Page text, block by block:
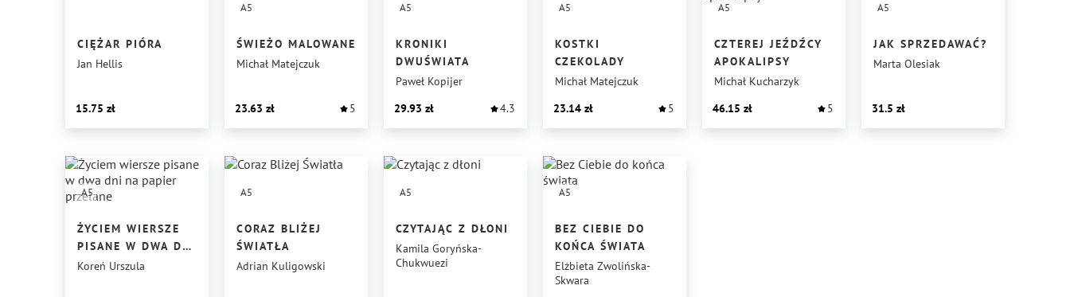
CIĘŻAR PIÓRA
Jan Hellis
15.75
A5
ŚWIEŻO MALOWANE
Michał Matejczuk
23.63 5
A5
KRONIKI
DWUŚWIATA
Paweł Kopijer
29.93
4.3
A5
KOSTKI
CZEKOLADY
Michał Matejczuk
23.14
5
A5
CZTEREJ JEŹDŹCY
APOKALIPSY
Michał Kucharzyk
46.15
5
A5
JAK SPRZEDAWAĆ?
Marta Olesiak
31.5
A5
ŻYCIEM WIERSZE
PISANE W DWA DNI
NA PAPIER
Koreń Urszula
A5
CORAZ BLIŻEJ
ŚWIATŁA
Adrian Kuligowski
A5
CZYTAJĄC Z DŁONI
Kamila Goryńska-
Chukwuezi
A5
BEZ CIEBIE DO
KOŃCA ŚWIATA
Elżbieta Zwolińska-
Skwara